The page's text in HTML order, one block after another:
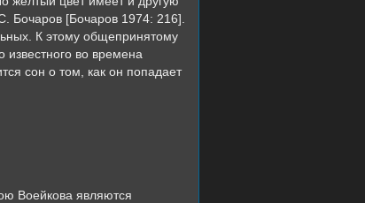
Бочаров [Бочаров 1974: 216].
К этому общепринятому
во времена
сон о том, как он попадает
Воейкова являются